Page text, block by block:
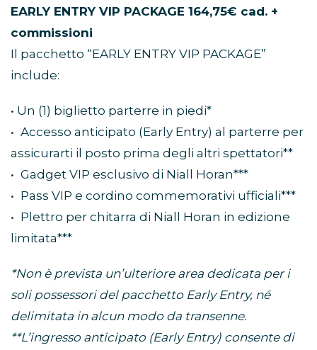
EARLY ENTRY VIP PACKAGE 164,75€ cad. +
commissioni
Il pacchetto “EARLY ENTRY VIP PACKAGE”
include:
• Un (1) biglietto parterre in piedi*
• Accesso anticipato (Early Entry) al parterre per
assicurarti il posto prima degli altri spettatori**
• Gadget VIP esclusivo di Niall Horan***
• Pass VIP e cordino commemorativi ufficiali***
• Plettro per chitarra di Niall Horan in edizione
limitata***
*Non è prevista un’ulteriore area dedicata per i
soli possessori del pacchetto Early Entry, né
delimitata in alcun modo da transenne.
**L’ingresso anticipato (Early Entry) consente di